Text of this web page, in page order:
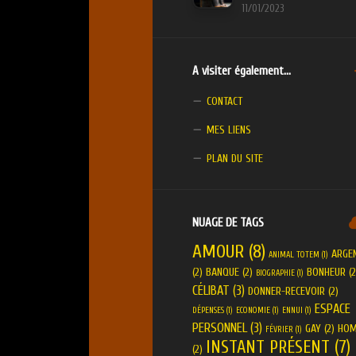
11/01/2023
A visiter également…
CONTACT
MES LIENS
PLAN DU SITE
NUAGE DE TAGS
AMOUR (8) ANIMAL TOTEM (1)
(2) BANQUE (2) BIOGRAPHIE (1) BONHEUR
CÉLIBAT (3) DONNER-RECEVOIR (2)
DÉPENSES (1) ECONOMIE (1) ENNUI (1) ESPACE
PERSONNEL (3) FÉVRIER (1) GAY (2)
(2) INSTANT PRÉSENT (7)